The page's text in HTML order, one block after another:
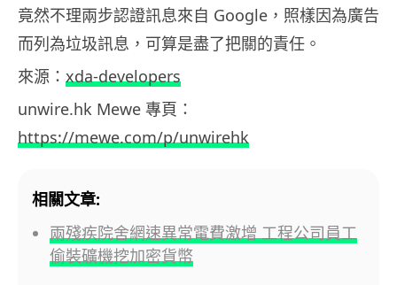
竟然不理兩步認證訊息來自 Google，照樣因為廣告
而列為垃圾訊息，可算是盡了把關的責任。
來源： xda-developers
unwire.hk Mewe 專頁：
https://mewe.com/p/unwirehk
相關文章:
兩殘疾院舍網速異常電費激增 工程公司員工
偷裝礦機挖加密貨幣